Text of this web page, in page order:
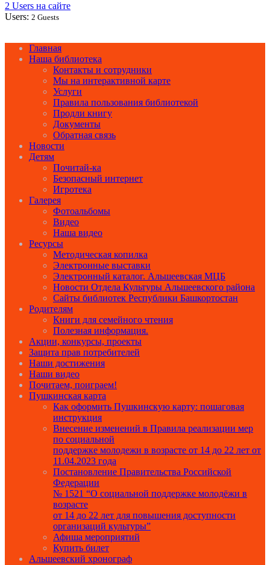
2 Users на сайте
Users: 2 Guests
Главная
Наша библиотека
Контакты и сотрудники
Мы на интерактивной карте
Услуги
Правила пользования библиотекой
Продли книгу
Документы
Обратная связь
Новости
Детям
Почитай-ка
Безопасный интернет
Игротека
Галерея
Фотоальбомы
Видео
Наша видео
Ресурсы
Методическая копилка
Электронные выставки
Электронный каталог. Альшеевская МЦБ
Новости Отдела Культуры Альшеевского района
Сайты библиотек Республики Башкортостан
Родителям
Книги для семейного чтения
Полезная информация.
Акции, конкурсы, проекты
Защита прав потребителей
Наши достижения
Наши видео
Почитаем, поиграем!
Пушкинская карта
Как оформить Пушкинскую карту: пошаговая
инструкция
Внесение изменений в Правила реализации мер
по социальной
поддержке молодежи в возрасте от 14 до 22 лет от
11.04.2023 года
Постановление Правительства Российской
Федерации
№ 1521 “О социальной поддержке молодёжи в
возрасте
от 14 до 22 лет для повышения доступности
организаций культуры”
Афиша мероприятий
Купить билет
Альшеевский хронограф